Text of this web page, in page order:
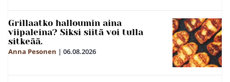
Grillaatko halloumin aina
viipaleina? Siksi siitä voi tulla
sitkeää.
Anna Pesonen | 06.08.2026